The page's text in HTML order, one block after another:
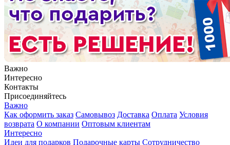
Важно
Интересно
Контакты
Присоединяйтесь
Важно
Как оформить заказ Самовывоз Доставка Оплата Условия
возврата О компании Оптовым клиентам
Интересно
Идеи для подарков Подарочные карты Сотрудничество